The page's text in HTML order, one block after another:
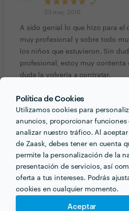
Política de Cookies
Utilizamos cookies para
anuncios, proporcionar funciones
analizar nuestro tráfico. Al
de Zaask, debes tener en cuenta
permite la personalización de la
presentación de servicios, así
oferta a tus intereses. Podrás
cookies en cualquier momento.
Aceptar
23 may. 2016
A sido genial lo que hizo para el
muy profesional y sobre todo
los niños que estuvieron. Sin
profesional, estoy muy contenta
duda la volvería a contratar.
Laura Bou
Trabajo realizado fuera de la
4 abr. 2016
Muy buen trabajo realizaron! La
animada, muy buena calidad-
Angela Béjar
Trabajo realizado fuera de la